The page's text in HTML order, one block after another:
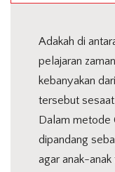
Adakah di
pelajaran
kebanyakan
tersebut sesaat
Dalam metode
dipandang
agar anak-